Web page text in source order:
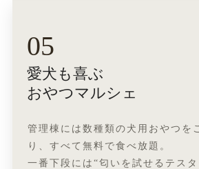
05
愛犬も喜ぶ
おやつマルシェ
管理棟には数種類の犬用おやつを
り、すべて無料で食べ放題。
一番下段には“匂いを試せるテス